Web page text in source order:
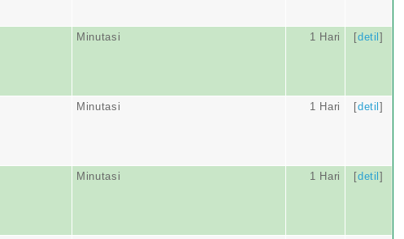
Minutasi 1 Hari [detil]
Minutasi 1 Hari [detil]
Minutasi 1 Hari [detil]